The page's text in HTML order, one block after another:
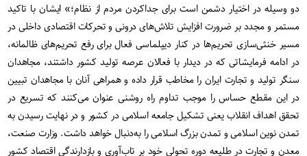
دو وسیله در اختیار دشمن است برای جداکردن مردم از نظام؛» ایشان با تاکید
مستمر و مجدد بر ضرورت افزایش تلاش‌های درونی و تحرکات اقتصادی داخلی در
مسیر خنثی‌سازی تحریم‌ها در کنار دیپلماسی فعال برای رفع تحریم‌های ظالمانه،
در ادامه فرمایشاتی که در دیدار با فعالان عرصه تولید کشور داشتند، مجاهدان
سنگر تولید و تجارت ایران را مخاطب قرار داده و همراهی آنان با مجاهدان تبیین
در این مقطع حساس را موجب تداوم راه روشنی عنوان می‌کنند که تسریع در
تحقق اهداف انقلاب یعنی تشکیل جامعه‌ اسلامی در کشور و در نهایت رسیدن به
تمدن نوین اسلامی و تمدن بزرگ اسلامی را به‌دنبال خواهد داشت. وزارت صنعت،
معدن و تجارت در طلیعه دوره تحولی خود بر تاب‌آوری و بازدارندگی اقتصاد کشور